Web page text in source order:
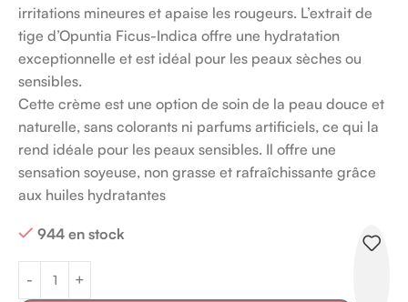
irritations mineures et apaise les rougeurs. L’extrait de
tige d’Opuntia Ficus-Indica offre une hydratation
exceptionnelle et est idéal pour les peaux sèches ou
sensibles.
Cette crème est une option de soin de la peau douce et
naturelle, sans colorants ni parfums artificiels, ce qui la
rend idéale pour les peaux sensibles. Il offre une
sensation soyeuse, non grasse et rafraîchissante grâce
aux huiles hydratantes
944 en stock